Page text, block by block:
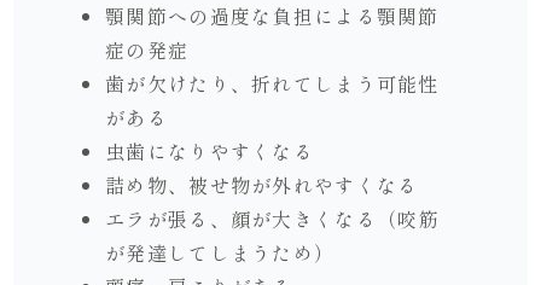
顎関節への過度な負担による顎関節
症の発症
歯が欠けたり、折れてしまう可能性
がある
虫歯になりやすくなる
詰め物、被せ物が外れやすくなる
エラが張る、顔が大きくなる（咬筋
が発達してしまうため）